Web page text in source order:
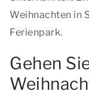
Weihnachten in
Ferienpark.
Gehen